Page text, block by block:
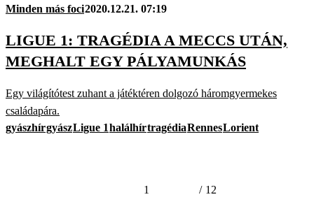
Minden más foci2020.12.21. 07:19
LIGUE 1: TRAGÉDIA A MECCS UTÁN,
MEGHALT EGY PÁLYAMUNKÁS
Egy világítótest zuhant a játéktéren dolgozó háromgyermekes
családapára.
gyászhírgyászLigue 1halálhírtragédiaRennesLorient
1 / 12